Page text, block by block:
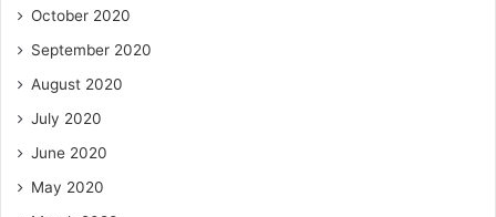
October 2020
September 2020
August 2020
July 2020
June 2020
May 2020